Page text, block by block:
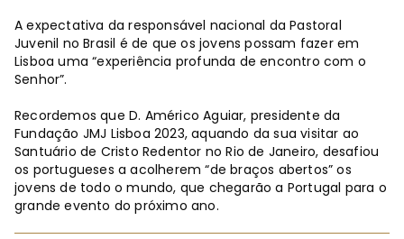
A expectativa da responsável nacional da Pastoral
Juvenil no Brasil é de que os jovens possam fazer em
Lisboa uma “experiência profunda de encontro com o
Senhor”.
Recordemos que D. Américo Aguiar, presidente da
Fundação JMJ Lisboa 2023, aquando da sua visitar ao
Santuário de Cristo Redentor no Rio de Janeiro, desafiou
os portugueses a acolherem “de braços abertos” os
jovens de todo o mundo, que chegarão a Portugal para o
grande evento do próximo ano.